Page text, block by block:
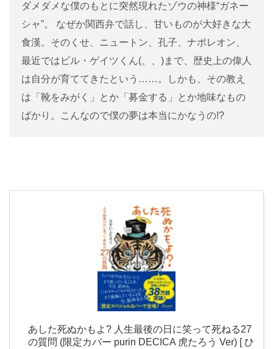
ダメダメな僕のもとに突然現れたゾウの神様“ガネー
シャ”。 なぜか関西弁で話し、甘いものが大好きな大
食漢。そのくせ、ニュートン、孔子、ナポレオン、
最近ではビル・ゲイツくん(、、)まで、歴史上の偉人
は自分が育ててきたという……。しかも、その教え
は「靴をみがく」とか「募金する」とか地味なもの
ばかり。こんなので僕の夢は本当にかなうの!?
あした死ぬかもよ? 人生最後の日に笑って死ねる27
の質問 (限定カバー purin DECICA 虎たろう Ver) [ ひ